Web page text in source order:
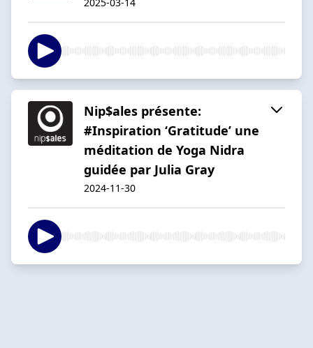
Nip$ales présente:
#Inspiration ‘Gratitude’ une
méditation de Yoga Nidra
guidée par Julia Gray
2024-11-30